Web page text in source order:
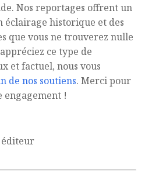
Nos reportages offrent un
éclairage historique et des
que vous ne trouverez nulle
ce type de
et factuel, nous vous
de nos soutiens. Merci pour
!
éditeur